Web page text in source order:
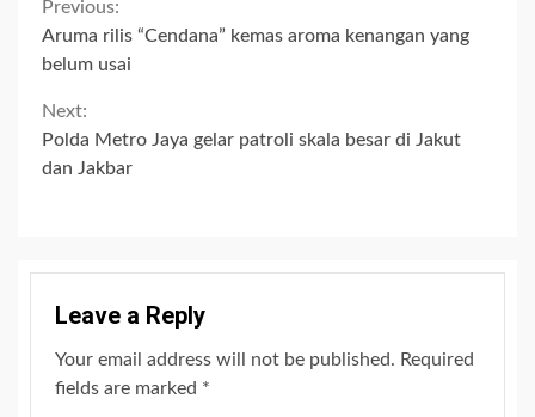
Continue
Reading
Previous:
Aruma rilis “Cendana” kemas aroma kenangan yang
belum usai
Next:
Polda Metro Jaya gelar patroli skala besar di Jakut
dan Jakbar
Leave a Reply
Your email address will not be published. Required
fields are marked *